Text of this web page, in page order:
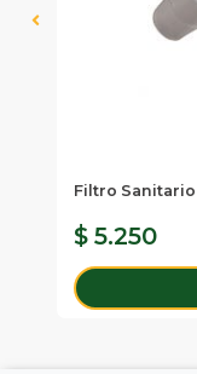
Filtro Sanitario
$ 5.250